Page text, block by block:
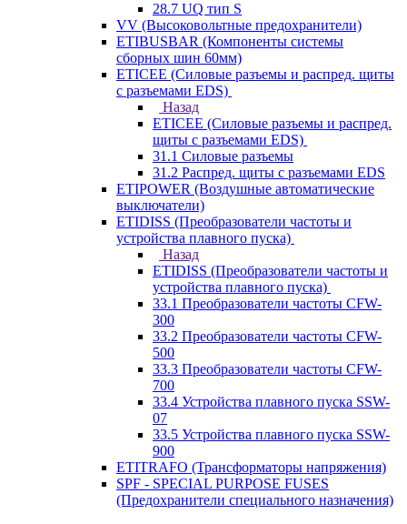
28.7 UQ тип S
VV (Высоковольтные предохранители)
ETIBUSBAR (Компоненты системы
сборных шин 60мм)
ETICEE (Силовые разъемы и распред. щиты
с разъемами EDS)
Назад
ETICEE (Силовые разъемы и распред.
щиты с разъемами EDS)
31.1 Силовые разъемы
31.2 Распред. щиты с разъемами EDS
ETIPOWER (Воздушные автоматические
выключатели)
ETIDISS (Преобразователи частоты и
устройства плавного пуска)
Назад
ETIDISS (Преобразователи частоты и
устройства плавного пуска)
33.1 Преобразователи частоты CFW-
300
33.2 Преобразователи частоты CFW-
500
33.3 Преобразователи частоты CFW-
700
33.4 Устройства плавного пуска SSW-
07
33.5 Устройства плавного пуска SSW-
900
ETITRAFO (Трансформаторы напряжения)
SPF - SPECIAL PURPOSE FUSES
(Предохранители специального назначения)